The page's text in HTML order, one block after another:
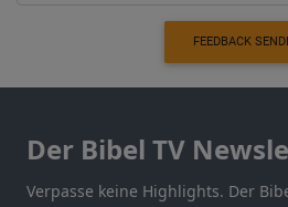
FEEDBACK
Der Bibel TV
Verpasse keine Highlights. Der